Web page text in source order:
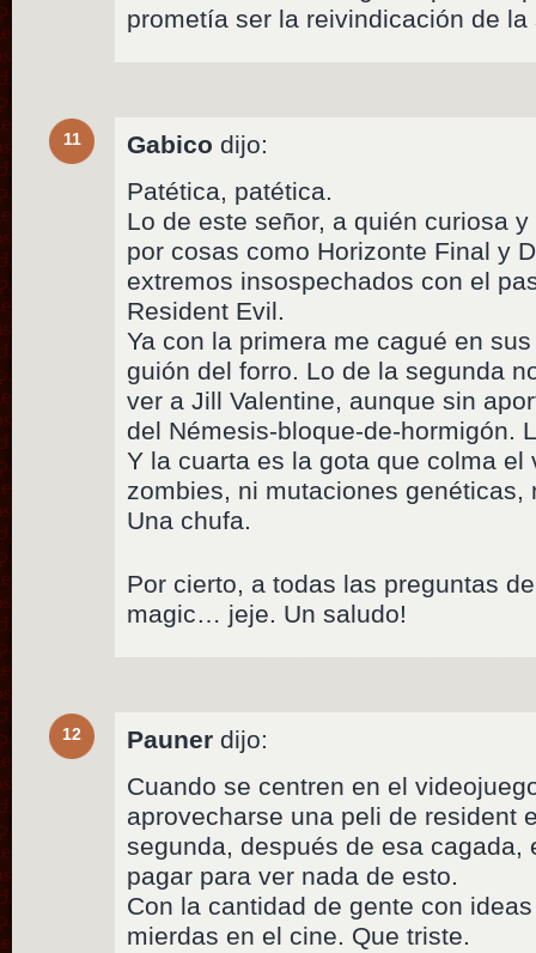
prometía ser la reivindicación de la
11 Gabico dijo:
Patética, patética.
Lo de este señor, a quién curiosa
por cosas como Horizonte Final y
extremos insospechados con el
Resident Evil.
Ya con la primera me cagué en
guión del forro. Lo de la segunda
ver a Jill Valentine, aunque sin
del Némesis-bloque-de-hormigón.
Y la cuarta es la gota que colma el
zombies, ni mutaciones genéticas,
Una chufa.
Por cierto, a todas las preguntas
magic… jeje. Un saludo!
12 Pauner dijo:
Cuando se centren en el
aprovecharse una peli de resident
segunda, después de esa cagada,
pagar para ver nada de esto.
Con la cantidad de gente con
mierdas en el cine. Que triste.